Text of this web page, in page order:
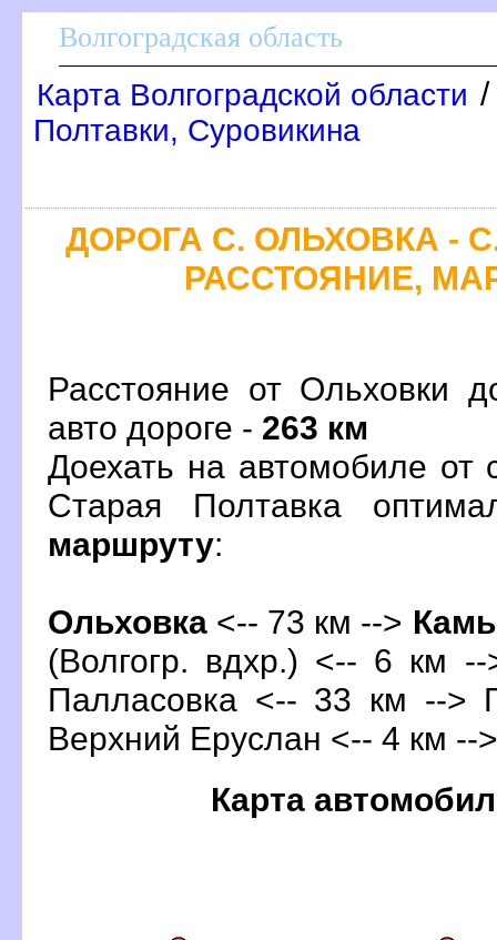
олгоградская область
Карта Волгоградской области /
Полтавки, Суровикина
ДОРОГА С. ОЛЬХОВКА -
РАССТОЯНИЕ,
Расстояние от Ольховки
авто дороге - 263 км
Доехать на автомобиле от
Старая Полтавка
маршруту:
Ольховка <-- 73 км -->
(Волгогр. вдхр.) <-- 6 км
Палласовка <-- 33 км -->
ерхний Еруслан <-- 4 км --
Карта